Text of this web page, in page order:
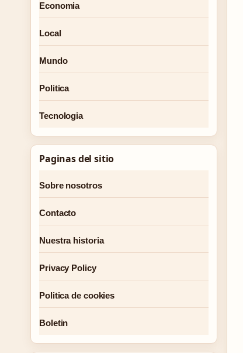
Economia
Local
Mundo
Politica
Tecnologia
Paginas del sitio
Sobre nosotros
Contacto
Nuestra historia
Privacy Policy
Politica de cookies
Boletin